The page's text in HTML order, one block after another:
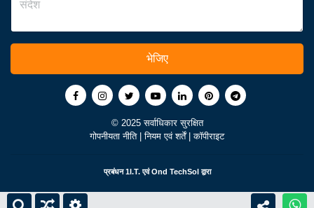
भेजिए
© 2025 सर्वाधिकार सुरक्षित
गोपनीयता नीति |नियम एवं शर्तें |कॉपीराइट
प्रबंधन1I.T.एवंOnd TechSol द्वारा